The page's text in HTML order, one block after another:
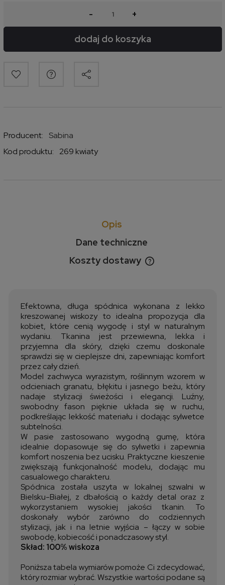
- +
dodaj do koszyka
Producent:
Sabina
Kod produktu:
269 kwiaty
Opis
Dane techniczne
Koszty dostawy
Cena nie zawiera ewentualnych kosztów płatności
Efektowna, długa spódnica wykonana z lekko
kreszowanej wiskozy to idealna propozycja dla
kobiet, które cenią wygodę i styl w naturalnym
wydaniu. Tkanina jest przewiewna, lekka i
przyjemna dla skóry, dzięki czemu doskonale
sprawdzi się w cieplejsze dni, zapewniając komfort
przez cały dzień.
Model zachwyca wyrazistym, roślinnym wzorem w
odcieniach granatu, błękitu i jasnego beżu, który
nadaje stylizacji świeżości i elegancji. Luźny,
swobodny fason pięknie układa się w ruchu,
podkreślając lekkość materiału i dodając sylwetce
subtelności.
W pasie zastosowano wygodną gumę, która
idealnie dopasowuje się do sylwetki i zapewnia
komfort noszenia bez ucisku. Praktyczne kieszenie
zwiększają funkcjonalność modelu, dodając mu
casualowego charakteru.
Spódnica została uszyta w lokalnej szwalni w
Bielsku-Białej, z dbałością o każdy detal oraz z
wykorzystaniem wysokiej jakości tkanin. To
doskonały wybór zarówno do codziennych
stylizacji, jak i na letnie wyjścia – łączy w sobie
swobodę, kobiecość i ponadczasowy styl.
Skład: 100% wiskoza
Poniższa tabela wymiarów pomoże Ci zdecydować,
który rozmiar wybrać. Wszystkie wartości podane są